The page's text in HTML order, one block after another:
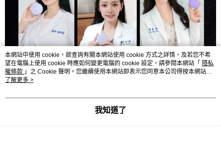
本網站中使用 cookie，欲查詢有關本網站使用 cookie 方式之詳情，及若您不希
望在電腦上使用 cookie 時應如何變更電腦的 cookie 設定，請參閱本網站「 隱私
權條款 」之 Cookie 聲明。您繼續使用本網站即表示您同意本公司得按本網站使
用條款之 Cookie 聲明使用 cookie。
了解更多 >
我知道了